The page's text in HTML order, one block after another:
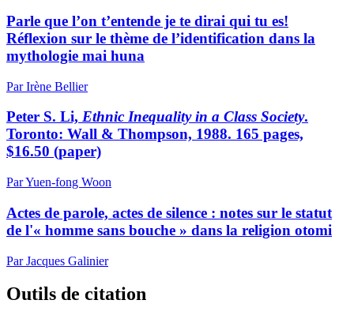
Parle que l’on t’entende je te dirai qui tu es!
Réflexion sur le thème de l’identification dans la
mythologie mai huna
Par Irène Bellier
Peter S. Li, Ethnic Inequality in a Class Society.
Toronto: Wall & Thompson, 1988. 165 pages,
$16.50 (paper)
Par Yuen-fong Woon
Actes de parole, actes de silence : notes sur le statut
de l'« homme sans bouche » dans la religion otomi
Par Jacques Galinier
Outils de citation